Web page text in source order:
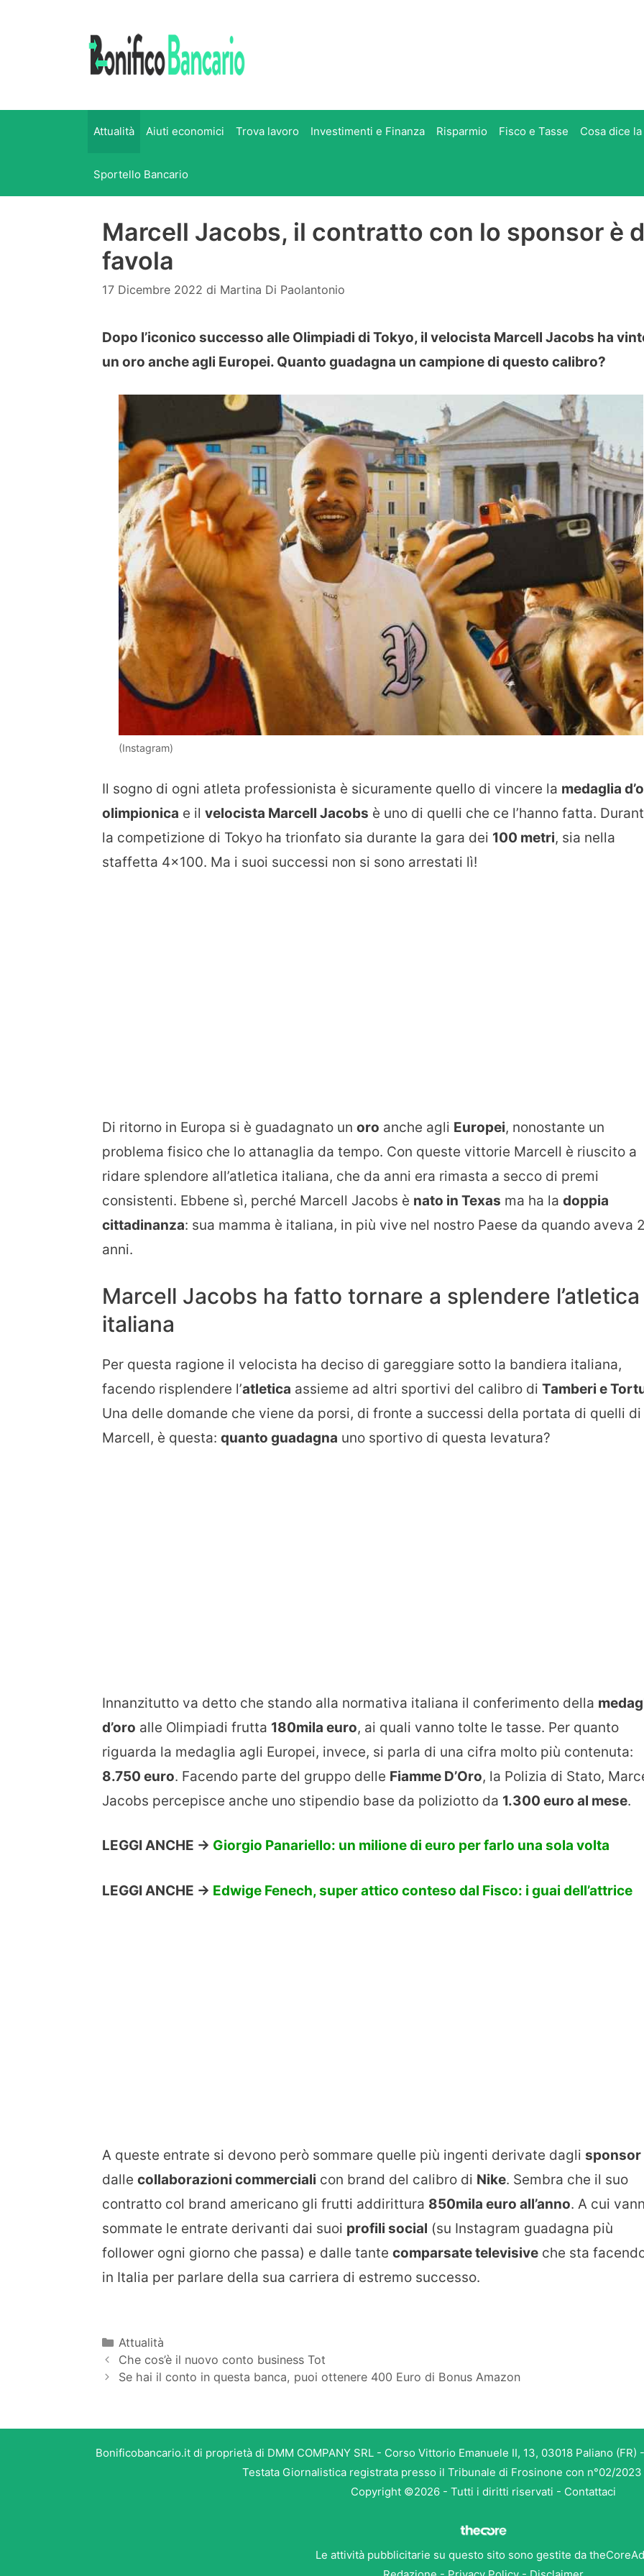
Attualità Aiuti economici Trova lavoro Investimenti e Finanza Risparmio Fisco e Tasse Cosa dice
Sportello Bancario
Marcell Jacobs, il contratto con lo sponsor è
favola
17 Dicembre 2022 di Martina Di Paolantonio
Dopo l’iconico successo alle Olimpiadi di Tokyo, il velocista Marcell Jacobs ha
un oro anche agli Europei. Quanto guadagna un campione di questo calibro?
(Instagram)
Il sogno di ogni atleta professionista è sicuramente quello di vincere la medaglia
olimpionica e il velocista Marcell Jacobs è uno di quelli che ce l’hanno fatta.
la competizione di Tokyo ha trionfato sia durante la gara dei 100 metri, sia nella
staffetta 4×100. Ma i suoi successi non si sono arrestati lì!
Di ritorno in Europa si è guadagnato un oro anche agli Europei, nonostante un
problema fisico che lo attanaglia da tempo. Con queste vittorie Marcell è riuscito a
ridare splendore all’atletica italiana, che da anni era rimasta a secco di premi
consistenti. Ebbene sì, perché Marcell Jacobs è nato in Texas ma ha la doppia
cittadinanza: sua mamma è italiana, in più vive nel nostro Paese da quando aveva 2
anni.
Marcell Jacobs ha fatto tornare a splendere l’atletica
italiana
Per questa ragione il velocista ha deciso di gareggiare sotto la bandiera italiana,
facendo risplendere l’atletica assieme ad altri sportivi del calibro di Tamberi e
Una delle domande che viene da porsi, di fronte a successi della portata di quelli di
Marcell, è questa: quanto guadagna uno sportivo di questa levatura?
Innanzitutto va detto che stando alla normativa italiana il conferimento della
d’oro alle Olimpiadi frutta 180mila euro, ai quali vanno tolte le tasse. Per quanto
riguarda la medaglia agli Europei, invece, si parla di una cifra molto più contenuta:
8.750 euro. Facendo parte del gruppo delle Fiamme D’Oro, la Polizia di Stato,
Jacobs percepisce anche uno stipendio base da poliziotto da 1.300 euro al mese.
LEGGI ANCHE -> Giorgio Panariello: un milione di euro per farlo una sola volta
LEGGI ANCHE -> Edwige Fenech, super attico conteso dal Fisco: i guai dell’attrice
A queste entrate si devono però sommare quelle più ingenti derivate dagli sponsor
dalle collaborazioni commerciali con brand del calibro di Nike. Sembra che il suo
contratto col brand americano gli frutti addirittura 850mila euro all’anno. A cui
sommate le entrate derivanti dai suoi profili social (su Instagram guadagna più
follower ogni giorno che passa) e dalle tante comparsate televisive che sta
in Italia per parlare della sua carriera di estremo successo.
Categorie
Attualità
Che cos’è il nuovo conto business Tot
Se hai il conto in questa banca, puoi ottenere 400 Euro di Bonus Amazon
Bonificobancario.it di proprietà di DMM COMPANY SRL - Corso Vittorio Emanuele II, 13, 03018 Paliano
Testata Giornalistica registrata presso il Tribunale di Frosinone con n°02/
Copyright ©2026 - Tutti i diritti riservati - Contattaci
Le attività pubblicitarie su questo sito sono gestite da